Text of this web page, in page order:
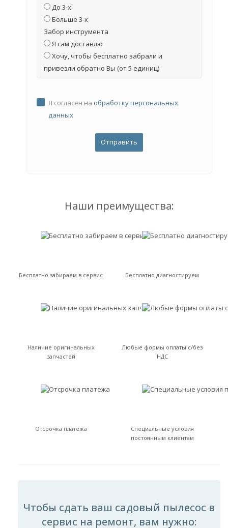
До 3-х
Больше 3-х
Забор инструмента
Я сам доставлю
Хочу, чтобы бесплатно забрали и
привезли обратно Вы (от 5 единиц)
Я согласен на обработку персональных
данных
Наши преимущества:
Бесплатно забираем в сервис Бесплатно диагностируем
Наличие оригинальных
запчастей
Любые формы оплаты с/без
НДС
Отсрочка платежа
Специальные условия
постоянным клиентам
Чтобы сдать ваш садовый пылесос в
сервис на ремонт, вам нужно: